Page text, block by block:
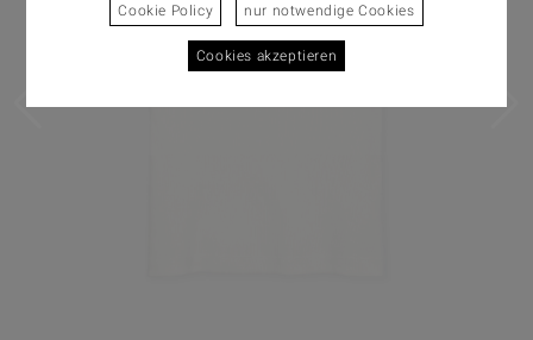
Cookie Policy nur notwendige Cookies
Cookies akzeptieren